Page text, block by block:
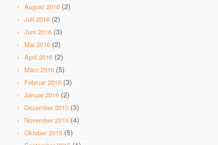
August 2016 (2)
Juli 2016 (2)
Juni 2016 (3)
Mai 2016 (2)
April 2016 (2)
März 2016 (5)
Februar 2016 (3)
Januar 2016 (2)
Dezember 2015 (3)
November 2015 (4)
Oktober 2015 (5)